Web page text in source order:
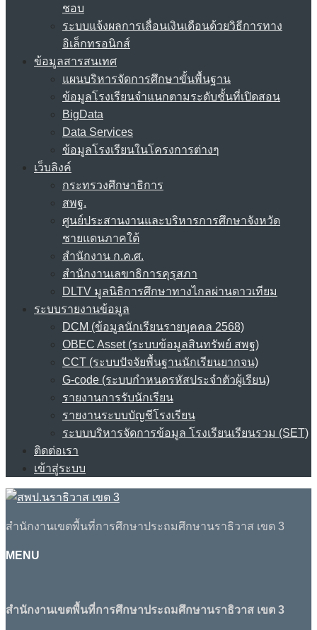
ชอบ
ระบบแจ้งผลการเลื่อนเงินเดือนด้วยวิธีการทาง
อิเล็กทรอนิกส์
ข้อมูลสารสนเทศ
แผนบริหารจัดการศึกษาขั้นพื้นฐาน
ข้อมูลโรงเรียนจำแนกตามระดับชั้นที่เปิดสอน
BigData
Data Services
ข้อมูลโรงเรียนในโครงการต่างๆ
เว็บลิงค์
กระทรวงศึกษาธิการ
สพฐ.
ศูนย์ประสานงานและบริหารการศึกษาจังหวัด
ชายแดนภาคใต้
สำนักงาน ก.ค.ศ.
สำนักงานเลขาธิการคุรุสภา
DLTV มูลนิธิการศึกษาทางไกลผ่านดาวเทียม
ระบบรายงานข้อมูล
DCM (ข้อมูลนักเรียนรายบุคคล 2568)
OBEC Asset (ระบบข้อมูลสินทรัพย์ สพฐ)
CCT (ระบบปัจจัยพื้นฐานนักเรียนยากจน)
G-code (ระบบกำหนดรหัสประจำตัวผู้เรียน)
รายงานการรับนักเรียน
รายงานระบบบัญชีโรงเรียน
ระบบบริหารจัดการข้อมูล โรงเรียนเรียนรวม (SET)
ติดต่อเรา
เข้าสู่ระบบ
สำนักงานเขตพื้นที่การศึกษาประถมศึกษานราธิวาส เขต 3
MENU
สำนักงานเขตพื้นที่การศึกษาประถมศึกษานราธิวาส เขต 3